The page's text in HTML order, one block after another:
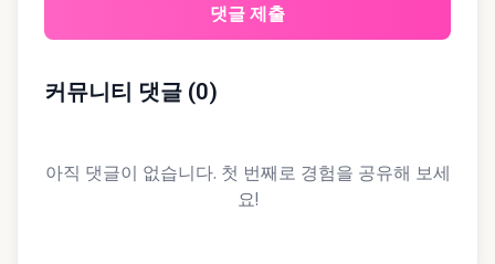
댓글 제출
커뮤니티 댓글 (0)
아직 댓글이 없습니다. 첫 번째로 경험을 공유해 보세
요!